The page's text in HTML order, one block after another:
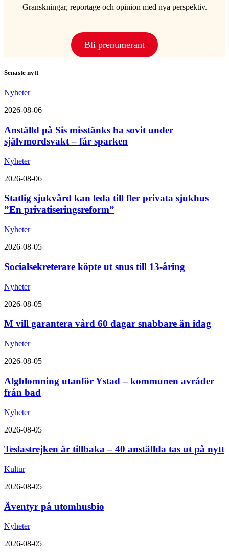
Granskningar, reportage och opinion med nya perspektiv.
Bli prenumerant
Senaste nytt
Nyheter
2026-08-06
Anställd på Sis misstänks ha sovit under
självmordsvakt – får sparken
Nyheter
2026-08-06
Statlig sjukvård kan leda till fler privata sjukhus
”En privatiseringsreform”
Nyheter
2026-08-05
Socialsekreterare köpte ut snus till 13-åring
Nyheter
2026-08-05
M vill garantera vård 60 dagar snabbare än idag
Nyheter
2026-08-05
Algblomning utanför Ystad – kommunen avråder
från bad
Nyheter
2026-08-05
Teslastrejken är tillbaka – 40 anställda tas ut på nytt
Kultur
2026-08-05
Äventyr på utomhusbio
Nyheter
2026-08-05